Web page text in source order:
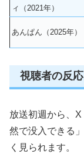
ィ（2021年）
あんぱん（2025年）
視聴者の反
放送初週から、
然で没入できる
く見られます。